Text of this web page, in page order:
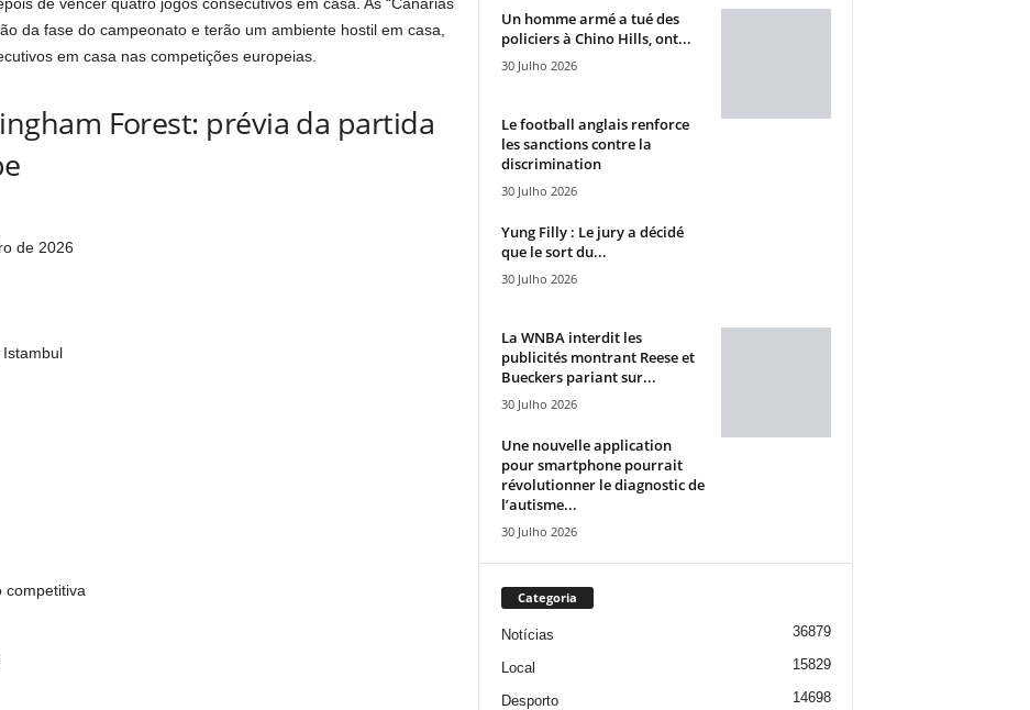
da fase do campeonato e terão um ambiente hostil em casa,
em casa nas competições europeias.
Forest: prévia da partida
de 2026
competitiva
Un homme armé a tué des
policiers à Chino Hills, ont...
30 Julho 2026
Le football anglais renforce
les sanctions contre la
discrimination
30 Julho 2026
Yung Filly : Le jury a décidé
que le sort du...
30 Julho 2026
La WNBA interdit les
publicités montrant Reese et
Bueckers pariant sur...
30 Julho 2026
Une nouvelle application
pour smartphone pourrait
révolutionner le diagnostic de
l’autisme...
30 Julho 2026
Categoria
Notícias 36879
Local 15829
Desporto 14698